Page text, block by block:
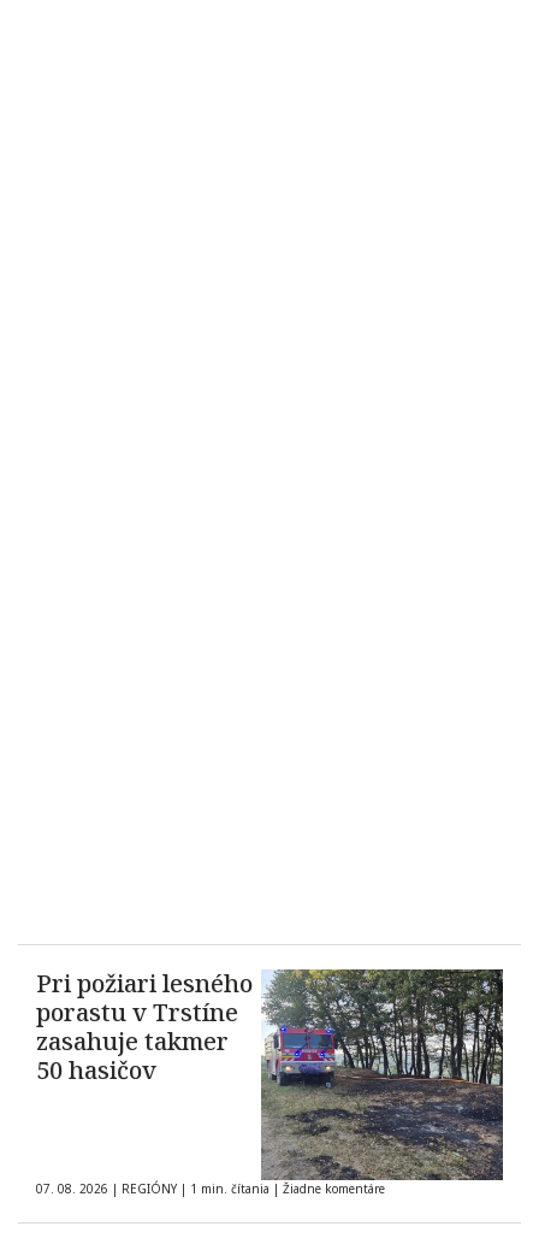
Pri požiari lesného
porastu v Trstíne
zasahuje takmer
50 hasičov
07. 08. 2026 | REGIÓNY | 1 min. čítania | Žiadne komentáre